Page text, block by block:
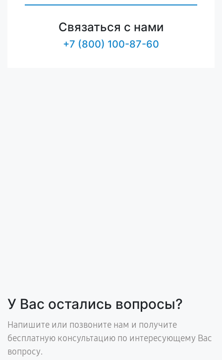
Связаться с нами
+7 (800) 100-87-60
У Вас остались вопросы?
Напишите или позвоните нам и получите
бесплатную консультацию по интересующему Вас
вопросу.